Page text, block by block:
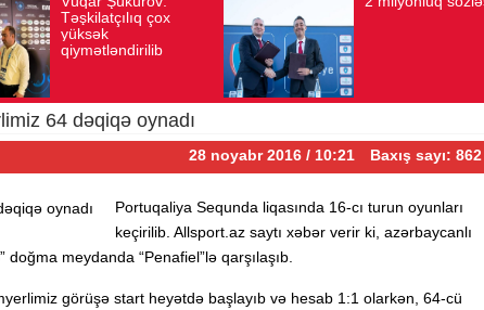
64 dəqiqə oynadı
28 noyabr 2016 / 10:21 Baxış sayı: 862
Portuqaliya Sequnda liqasında 16-cı turun oyunları
keçirilib. Allsport.az saytı xəbər verir ki, azərbaycanlı
meydanda “Penafiel”lə qarşılaşıb.
görüşə start heyətdə başlayıb və hesab 1:1 olarkən, 64-cü